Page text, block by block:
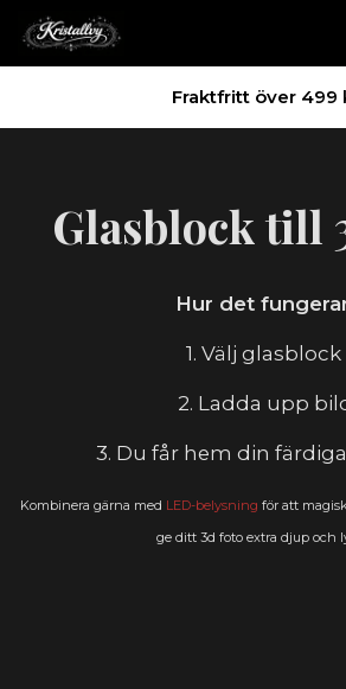
Fraktfritt över 499
Glasblock till
Hur det
1. Välj glasblock
2. Ladda upp
3. Du får hem din
Kombinera gärna med LED-belysning för att
ge ditt 3d foto extra djup och